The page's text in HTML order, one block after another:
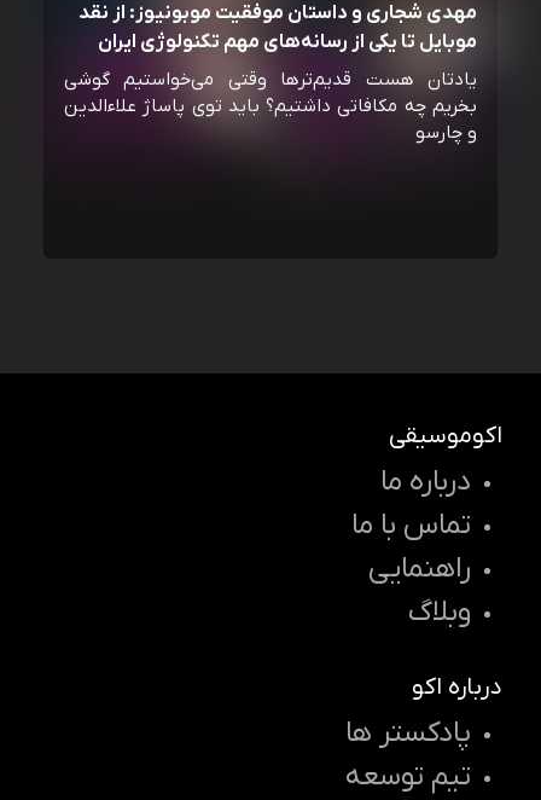
مهدی شجاری و داستان موفقیت موبونیوز: از نقد
موبایل تا یکی از رسانه‌‌های مهم تکنولوژی ایران
یادتان هست قدیم‌ترها وقتی می‌خواستیم گوشی
بخریم چه مکافاتی داشتیم؟ باید توی پاساژ علاءالدین
و چارسو
اکوموسیقی
درباره ما
تماس با ما
راهنمایی
وبلاگ
درباره اکو
پادکستر ها
تیم توسعه